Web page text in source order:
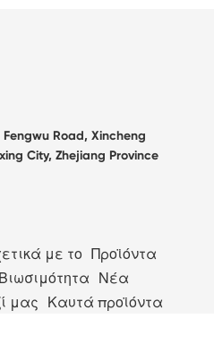
Road, Xincheng
City, Zhejiang Province
με το Προϊόντα
Βιωσιμότητα
Νέα
μας
Καυτά προϊόντα